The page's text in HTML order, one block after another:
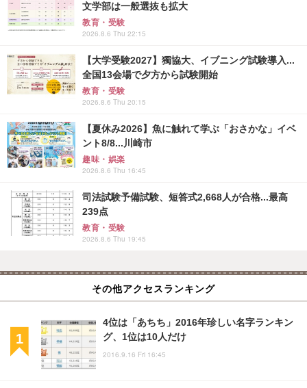
文学部は一般選抜も拡大
教育・受験
2026.8.6 Thu 22:15
【大学受験2027】獨協大、イブニング試験導入...
全国13会場で夕方から試験開始
教育・受験
2026.8.6 Thu 20:15
【夏休み2026】魚に触れて学ぶ「おさかな」イベ
ント8/8...川崎市
趣味・娯楽
2026.8.6 Thu 16:45
司法試験予備試験、短答式2,668人が合格...最高
239点
教育・受験
2026.8.6 Thu 19:45
その他アクセスランキング
4位は「あちち」2016年珍しい名字ランキン
グ、1位は10人だけ
2016.9.16 Fri 16:45